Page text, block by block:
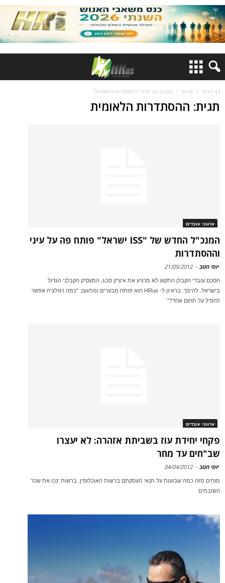
דף הבית תגיות כתבות עם תגית "ההסתדרות הלאומית"
תגית: ההסתדרות הלאומית
ארגוני עובדים
המנכ"ל החדש של "ISS ישראל" פותח פה על עיני
וההסתדרות
יוסי חטב -
21/05/2012
הסכם עובדי הקבלן התקוע לא מרגיע את איציק סבג, המעסיק הקבלני הגדול
בישראל. להיפך. בראיון ל- HRus הוא פותח מבערים ומתגונן: "כמה רגולציה אפשר
להפיל על תחום אחד?"
ארגוני עובדים
פקחי יחידת עוז בשביתת אזהרה: לא יעצרו
שב"חים עד מחר
יוסי חטב -
04/04/2012
מוחים מזה כמה שבועות על תנאי העסקתם ברשות האוכלוסין. ברשות ינכו את שכר
השובתים